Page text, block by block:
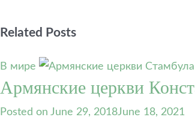
Related Posts
В мире
Армянские церкви
Posted on June 29, 2018June 18, 2021